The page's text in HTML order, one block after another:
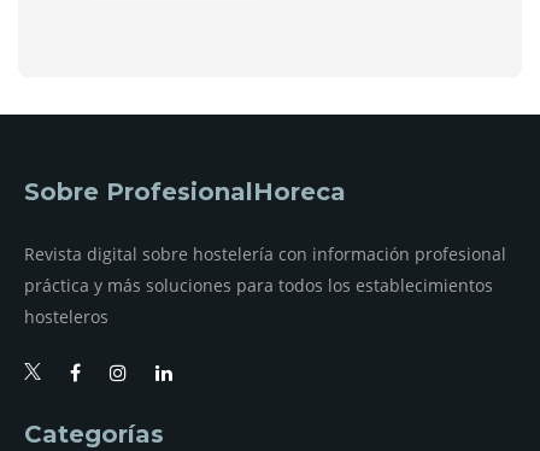
Sobre ProfesionalHoreca
Revista digital sobre hostelería con información profesional
práctica y más soluciones para todos los establecimientos
hosteleros
Categorías